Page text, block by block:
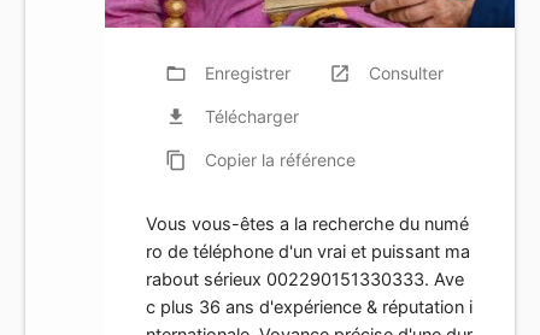
folder_open Enregistrer launch Consulter
file_download Télécharger
content_copy Copier la référence
Vous vous-êtes a la recherche du numé
ro de téléphone d'un vrai et puissant ma
rabout sérieux 002290151330333. Ave
c plus 36 ans d'expérience & réputation i